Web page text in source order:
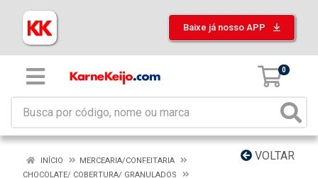
Baixe já nosso APP
0
VOLTAR
INÍCIO
MERCEARIA/CONFEITARIA
CHOCOLATE/ COBERTURA/ GRANULADOS